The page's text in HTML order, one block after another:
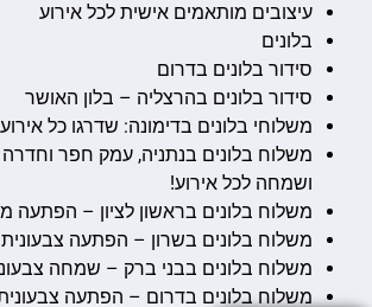
עיצובים מותאמים אישית לכל אירוע
בלונים
סידור בלונים בדרום
סידור בלונים בהרצליה – בלון האושר
משלוחי בלונים בדימונה: שדרגו כל
משלוח בלונים בנתניה, עמק חפר וחדרה
ושמחה לכל אירוע!
משלוח בלונים בראשון לציון – הפתעה
משלוח בלונים בשרון – הפתעה צבעונית
משלוח בלונים בבני ברק – שמחה
משלוח בלונים בדרום – הפתעה